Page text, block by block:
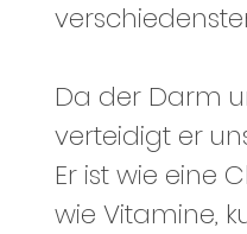
Da der Darm
verteidigt er
Er ist wie eine
wie Vitamine,